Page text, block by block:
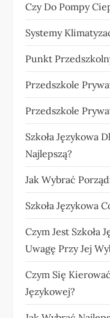
Czy Do Pompy
Systemy
Punkt
Przedszkole
Przedszkole
Szkoła Językowa
Najlepszą?
Jak Wybrać
Szkoła Językowa
Czym Jest Szkoła
Uwagę Przy Jej
Czym Się
Językowej?